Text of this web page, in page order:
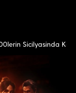
Sicilyasinda